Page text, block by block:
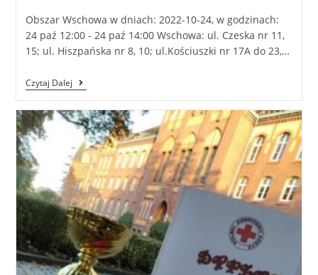
Obszar Wschowa w dniach: 2022-10-24, w godzinach:
24 paź 12:00 - 24 paź 14:00 Wschowa: ul. Czeska nr 11,
15; ul. Hiszpańska nr 8, 10; ul.Kościuszki nr 17A do 23,…
Czytaj Dalej